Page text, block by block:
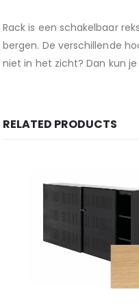
Rack is een schakelbaar
bergen. De verschillende
niet in het zicht? Dan kun
RELATED PRODUCTS